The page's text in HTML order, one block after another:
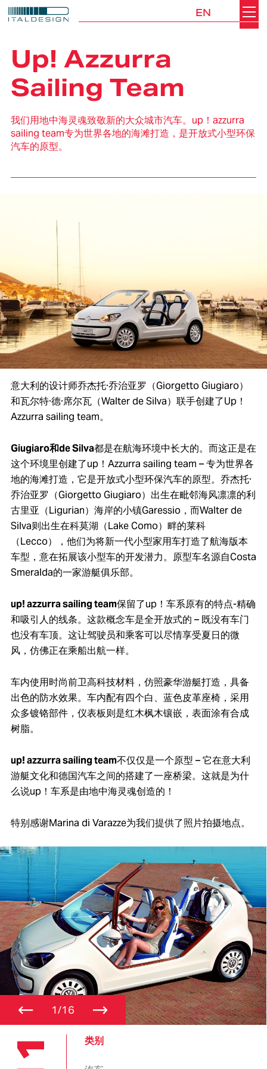
EN Search
Up! Azzurra
Sailing Team
我们用地中海灵魂致敬新的大众城市汽车。up！azzurra
sailing team专为世界各地的海滩打造，是开放式小型环保
汽车的原型。
意大利的设计师乔杰托·乔治亚罗（Giorgetto Giugiaro）
和瓦尔特·德·席尔瓦（Walter de Silva）联手创建了Up！
Azzurra sailing team。
Giugiaro和de Silva都是在航海环境中长大的。而这正是在
这个环境里创建了up！Azzurra sailing team – 专为世界各
地的海滩打造，它是开放式小型环保汽车的原型。乔杰托·
乔治亚罗（Giorgetto Giugiaro）出生在毗邻海风凛凛的利
古里亚（Ligurian）海岸的小镇Garessio，而Walter de
Silva则出生在科莫湖（Lake Como）畔的莱科
（Lecco），他们为将新一代小型家用车打造了航海版本
车型，意在拓展该小型车的开发潜力。原型车名源自Costa
Smeralda的一家游艇俱乐部。
up! azzurra sailing team保留了up！车系原有的特点-精确
和吸引人的线条。这款概念车是全开放式的 – 既没有车门
也没有车顶。这让驾驶员和乘客可以尽情享受夏日的微
风，仿佛正在乘船出航一样。
车内使用时尚前卫高科技材料，仿照豪华游艇打造，具备
出色的防水效果。车内配有四个白、蓝色皮革座椅，采用
众多镀铬部件，仪表板则是红木枫木镶嵌，表面涂有合成
树脂。
up! azzurra sailing team不仅仅是一个原型 – 它在意大利
游艇文化和德国汽车之间的搭建了一座桥梁。这就是为什
么说up！车系是由地中海灵魂创造的！
特别感谢Marina di Varazze为我们提供了照片拍摄地点。
← 1/16 →
类别